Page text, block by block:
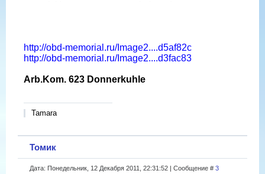
http://obd-memorial.ru/Image2....d5af82c
http://obd-memorial.ru/Image2....d3fac83
Arb.Kom. 623 Donnerkuhle
Tamara
Томик
Дата: Понедельник, 12 Декабря 2011, 22:31:52 | Сообщение # 3